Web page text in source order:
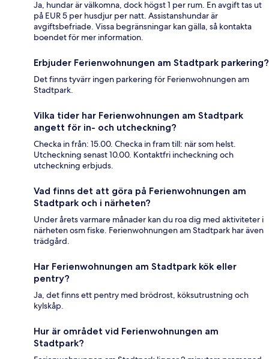
Ja, hundar är välkomna, dock högst 1 per rum. En avgift tas ut
på EUR 5 per husdjur per natt. Assistanshundar är
avgiftsbefriade. Vissa begränsningar kan gälla, så kontakta
boendet för mer information.
Erbjuder Ferienwohnungen am Stadtpark parkering?
Det finns tyvärr ingen parkering för Ferienwohnungen am
Stadtpark.
Vilka tider har Ferienwohnungen am Stadtpark
angett för in- och utcheckning?
Checka in från: 15.00. Checka in fram till: när som helst.
Utcheckning senast 10.00. Kontaktfri incheckning och
utcheckning erbjuds.
Vad finns det att göra på Ferienwohnungen am
Stadtpark och i närheten?
Under årets varmare månader kan du roa dig med aktiviteter i
närheten osm fiske. Ferienwohnungen am Stadtpark har även
trädgård.
Har Ferienwohnungen am Stadtpark kök eller
pentry?
Ja, det finns ett pentry med brödrost, köksutrustning och
kylskåp.
Hur är området vid Ferienwohnungen am
Stadtpark?